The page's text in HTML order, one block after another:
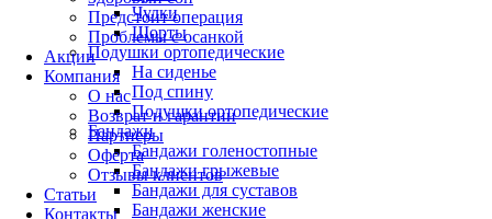
Предстоит операция
Проблемы с осанкой
Акции
Компания
О нас
Возврат и гарантии
Партнеры
Оферта
Отзывы клиентов
Статьи
Контакты
Чулки
Шорты
Подушки ортопедические
На сиденье
Под спину
Подушки ортопедические
Бандажи
Бандажи голеностопные
Бандажи грыжевые
Бандажи для суставов
Бандажи женские